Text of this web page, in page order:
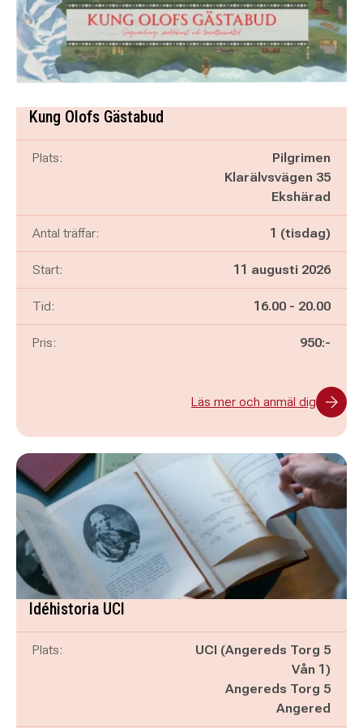
Kung Olofs Gästabud
Plats:
Pilgrimen
Klarälvsvägen 35
Ekshärad
Antal träffar: 1 (tisdag)
Start: 11 augusti 2026
Tid: Pågår mellan
16.00 - och
20.00
Pris: 950:-
Läs mer och anmäl dig
Idéhistoria UCI
Plats:
UCI (Angereds Torg 5
Vån 1)
Angereds Torg 5
Angered